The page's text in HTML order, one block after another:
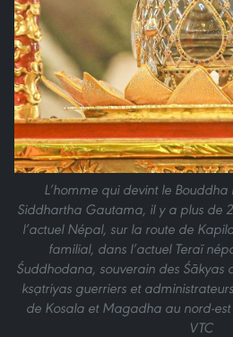
L’homme qui devint le
Siddhartha Gautama, il y a plus de
l’actuel Népal, sur la route de
familial, dans l’actuel Teraï
Śuddhodana, souverain des
kṣatriyas guerriers et
de Kosala et Magadha au nord-est
VTC